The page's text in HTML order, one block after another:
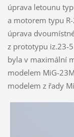
úprava letounu
a motorem typu
úprava
z prototypu iz.23-
byla v maximální
modelem MiG-
modelem z řady